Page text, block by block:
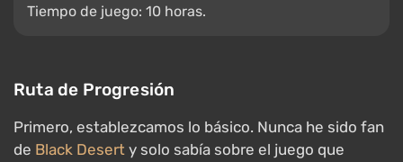
Tiempo de juego: 10 horas.
Ruta de Progresión
Primero, establezcamos lo básico. Nunca he sido fan
de Black Desert y solo sabía sobre el juego que